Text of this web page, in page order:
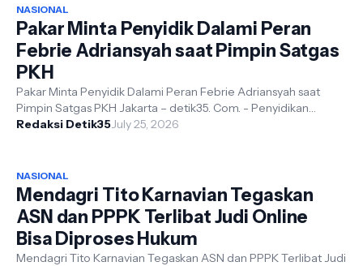
NASIONAL
Pakar Minta Penyidik Dalami Peran
Febrie Adriansyah saat Pimpin Satgas
PKH
Pakar Minta Penyidik Dalami Peran Febrie Adriansyah saat
Pimpin Satgas PKH Jakarta – detik35. Com. - Penyidikan
terhadap mantan Jaksa Agun...
Redaksi Detik35July 25, 2026
NASIONAL
Mendagri Tito Karnavian Tegaskan
ASN dan PPPK Terlibat Judi Online
Bisa Diproses Hukum
Mendagri Tito Karnavian Tegaskan ASN dan PPPK Terlibat Judi